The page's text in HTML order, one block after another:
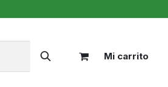
Mi carrito